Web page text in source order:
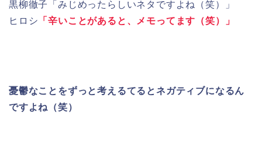
黒柳徹子「みじめったらしいネタですよね（笑）」
ヒロシ 「辛いことがあると、メモってます（笑）」
憂鬱なことをずっと考えるてるとネガティブになるん
ですよね（笑）